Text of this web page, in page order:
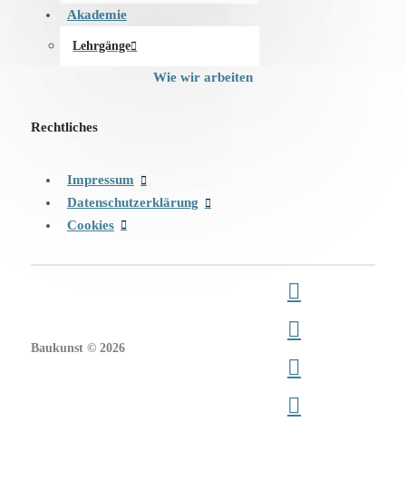
Akademie
Lehrgänge
Wie wir arbeiten
Rechtliches
Impressum
Datenschutzerklärung
Cookies
Baukunst © 2026